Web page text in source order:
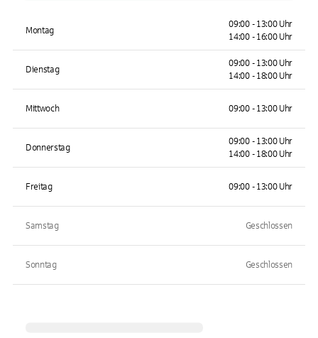
Montag
09:00 - 13:00 Uhr
14:00 - 16:00 Uhr
Dienstag
09:00 - 13:00 Uhr
14:00 - 18:00 Uhr
Mittwoch 09:00 - 13:00 Uhr
Donnerstag
09:00 - 13:00 Uhr
14:00 - 18:00 Uhr
Freitag 09:00 - 13:00 Uhr
Samstag Geschlossen
Sonntag Geschlossen